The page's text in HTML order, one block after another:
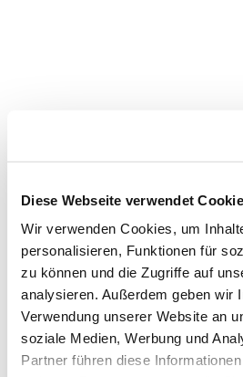
Diese Webseite verwendet
Wir verwenden Cookies, um
personalisieren, Funktionen für
zu können und die Zugriffe auf
analysieren. Außerdem geben wir
Verwendung unserer Website an
soziale Medien, Werbung und
Partner führen diese